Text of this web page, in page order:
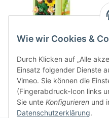
LOZ 1933
Sonnenblumen
Preise nach Anmeldung
sichtbar
Wie wir Cookies &
Durch Klicken auf „Alle
Einsatz folgender Dienste
Vimeo. Sie können die
(Fingerabdruck-Icon links
Sie unte Konfigurieren und
Datenschutzerklärung.